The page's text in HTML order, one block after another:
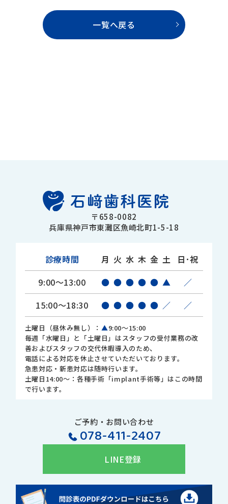
一覧へ戻る
〒658-0082
兵庫県神戸市東灘区魚崎北町1-5-18
診療時間 月 火 水 木 金 土
日･祝
9:00～13:00
● ● ● ● ● ▲
／
15:00～18:30
● ● ● ● ● ／ ／
土曜日（昼休み無し）： ▲9:00～15:00
毎週「水曜日」と「土曜日」はスタッフの受付業務の改
善およびスタッフの交代休暇導入のため、
電話による対応を休止させていただいております。
急患対応・新患対応は随時行います。
土曜日14:00～：各種手術「implant手術等」はこの時間
で行います。
ご予約・お問い合わせ
078-411-2407
LINE登録